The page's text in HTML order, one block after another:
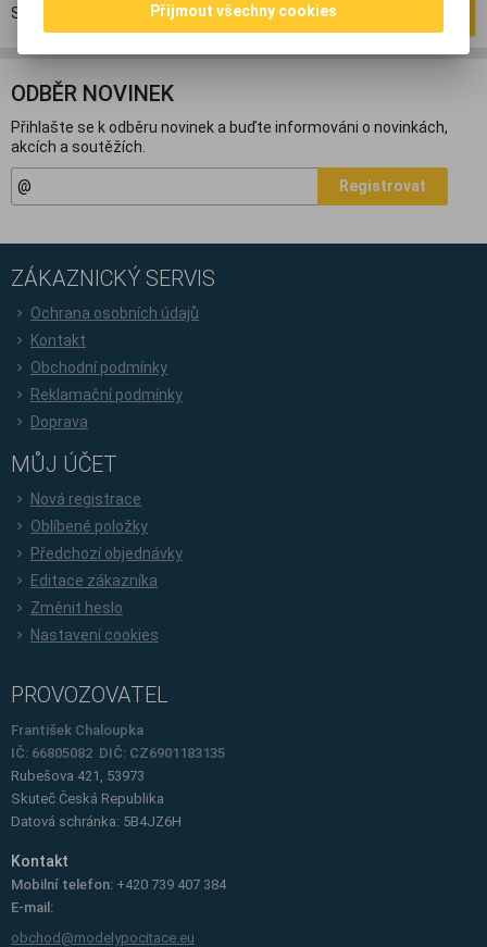
Strana Celkem2záznamů
ODBĚR NOVINEK
Přihlašte se k odběru novinek a buďte informováni o novinkách,
akcích a soutěžích.
Registrovat
ZÁKAZNICKÝ SERVIS
Ochrana osobních údajů
Kontakt
Obchodní podmínky
Reklamační podmínky
Doprava
MŮJ ÚČET
Nová registrace
Oblíbené položky
Předchozí objednávky
Editace zákazníka
Změnit heslo
Nastavení cookies
PROVOZOVATEL
František Chaloupka
IČ: 66805082 DIČ: CZ6901183135
Rubešova 421, 53973
Skuteč Česká Republika
Datová schránka: 5B4JZ6H
Kontakt
Mobilní telefon: +420 739 407 384
E-mail:
obchod@modelypocitace.eu
Přijmout všechny cookies